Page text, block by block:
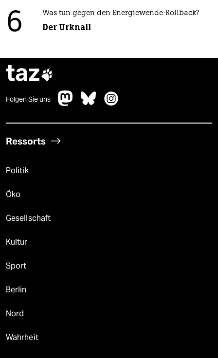
6 Was tun gegen den Energiewende-Rollback?
Der Urknall
taz
Folgen Sie uns
Ressorts
Politik
Öko
Gesellschaft
Kultur
Sport
Berlin
Nord
Wahrheit